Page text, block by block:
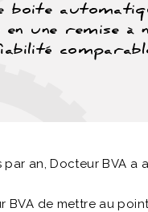
boite
une remise à
an, Docteur BVA
de mettre au